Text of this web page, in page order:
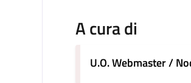
A cura di
U.O. Webmaster /